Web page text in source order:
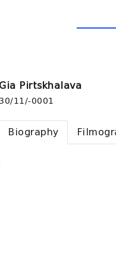
Gia Pirtskhalava
30/11/-0001
Biography